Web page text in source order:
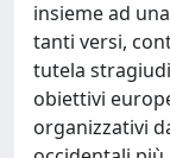
insieme ad
tanti versi,
tutela
obiettivi
organizzativi